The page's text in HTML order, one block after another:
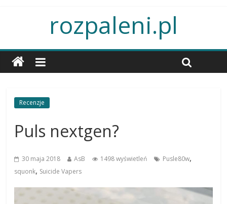
rozpaleni.pl
Recenzje
Puls nextgen?
30 maja 2018 AsB 1498 wyświetleń Pusle80w,
squonk, Suicide Vapers